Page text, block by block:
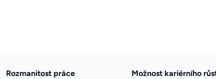
Rozmanitost práce
Možnost kariérního